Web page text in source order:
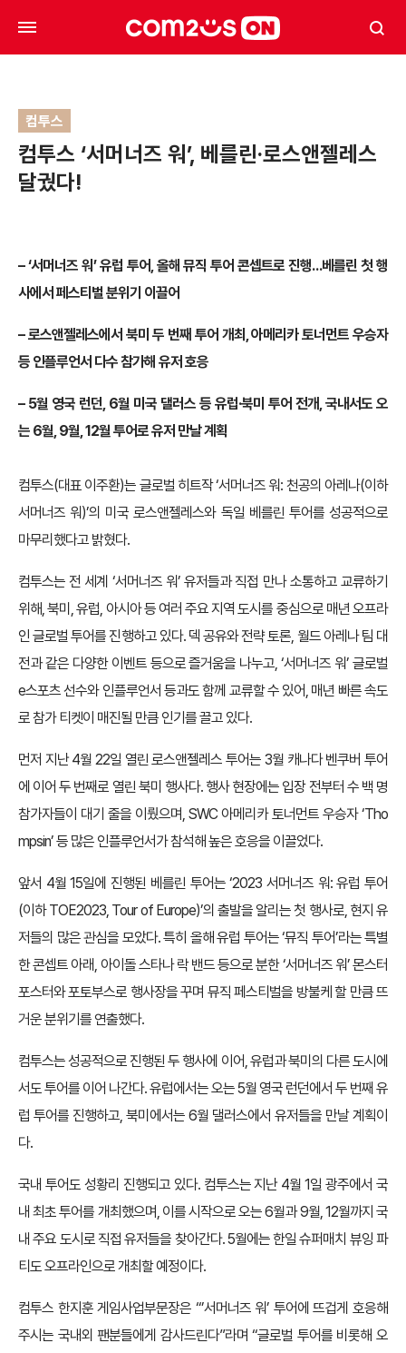
컴투스
컴투스 ‘서머너즈 워’, 베를린·로스앤젤레스
달궜다!
– ‘서머너즈 워’ 유럽 투어, 올해 뮤직 투어 콘셉트로 진행…베를린 첫 행
사에서 페스티벌 분위기 이끌어
– 로스앤젤레스에서 북미 두 번째 투어 개최, 아메리카 토너먼트 우승자
등 인플루언서 다수 참가해 유저 호응
– 5월 영국 런던, 6월 미국 댈러스 등 유럽·북미 투어 전개, 국내서도 오
는 6월, 9월, 12월 투어로 유저 만날 계획
컴투스(대표 이주환)는 글로벌 히트작 ‘서머너즈 워: 천공의 아레나(이하
서머너즈 워)’의 미국 로스앤젤레스와 독일 베를린 투어를 성공적으로
마무리했다고 밝혔다.
컴투스는 전 세계 ‘서머너즈 워’ 유저들과 직접 만나 소통하고 교류하기
위해, 북미, 유럽, 아시아 등 여러 주요 지역 도시를 중심으로 매년 오프라
인 글로벌 투어를 진행하고 있다. 덱 공유와 전략 토론, 월드 아레나 팀 대
전과 같은 다양한 이벤트 등으로 즐거움을 나누고, ‘서머너즈 워’ 글로벌
e스포츠 선수와 인플루언서 등과도 함께 교류할 수 있어, 매년 빠른 속도
로 참가 티켓이 매진될 만큼 인기를 끌고 있다.
먼저 지난 4월 22일 열린 로스앤젤레스 투어는 3월 캐나다 벤쿠버 투어
에 이어 두 번째로 열린 북미 행사다. 행사 현장에는 입장 전부터 수 백 명
참가자들이 대기 줄을 이뤘으며, SWC 아메리카 토너먼트 우승자 ‘Tho
mpsin’ 등 많은 인플루언서가 참석해 높은 호응을 이끌었다.
앞서 4월 15일에 진행된 베를린 투어는 ‘2023 서머너즈 워: 유럽 투어
(이하 TOE2023, Tour of Europe)’의 출발을 알리는 첫 행사로, 현지 유
저들의 많은 관심을 모았다. 특히 올해 유럽 투어는 ‘뮤직 투어’라는 특별
한 콘셉트 아래, 아이돌 스타나 락 밴드 등으로 분한 ‘서머너즈 워’ 몬스터
포스터와 포토부스로 행사장을 꾸며 뮤직 페스티벌을 방불케 할 만큼 뜨
거운 분위기를 연출했다.
컴투스는 성공적으로 진행된 두 행사에 이어, 유럽과 북미의 다른 도시에
서도 투어를 이어 나간다. 유럽에서는 오는 5월 영국 런던에서 두 번째 유
럽 투어를 진행하고, 북미에서는 6월 댈러스에서 유저들을 만날 계획이
다.
국내 투어도 성황리 진행되고 있다. 컴투스는 지난 4월 1일 광주에서 국
내 최초 투어를 개최했으며, 이를 시작으로 오는 6월과 9월, 12월까지 국
내 주요 도시로 직접 유저들을 찾아간다. 5월에는 한일 슈퍼매치 뷰잉 파
티도 오프라인으로 개최할 예정이다.
컴투스 한지훈 게임사업부문장은 “’서머너즈 워’ 투어에 뜨겁게 호응해
주시는 국내외 팬분들에게 감사드린다”라며 “글로벌 투어를 비롯해 오